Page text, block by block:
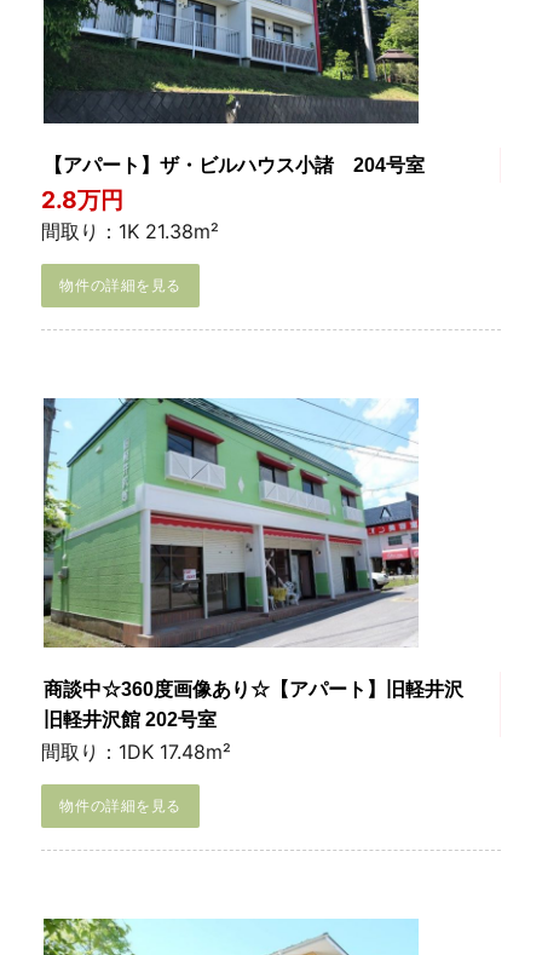
【アパート】ザ・ビルハウス小諸 204号室
2.8万円
間取り：1K 21.38m²
物件の詳細を見る
商談中☆360度画像あり☆【アパート】旧軽井沢
旧軽井沢館 202号室
間取り：1DK 17.48m²
物件の詳細を見る